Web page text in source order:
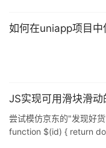
如何在uniapp项目
JS实现可用滑块滑动
尝试模仿京东的"发现好
function $(id) { return